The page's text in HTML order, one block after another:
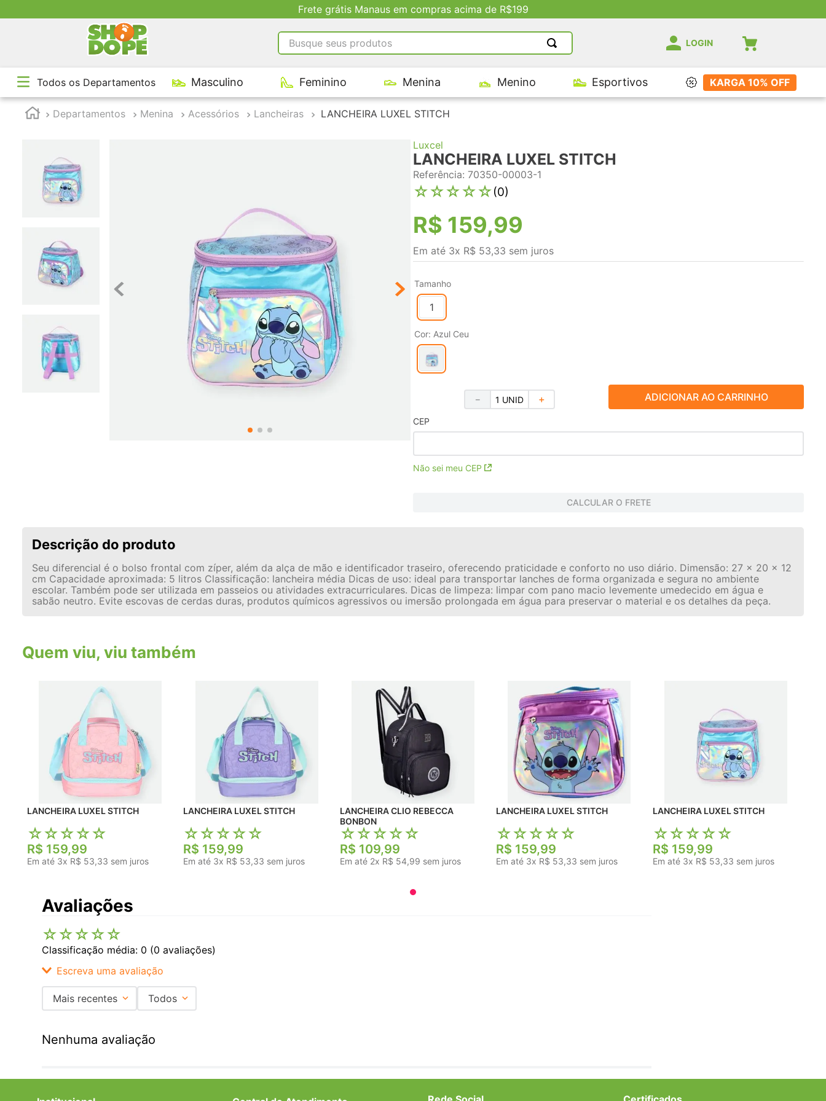
Frete grátis Manaus em compras acima de R$199
Busque seus produtos LOGIN
Todos os Departamentos Masculino Feminino Menina Menino Esportivos KARGA 10% OFF
Departamentos Menina Acessórios Lancheiras LANCHEIRA LUXEL STITCH
Luxcel
LANCHEIRA LUXEL STITCH
Referência: 70350-00003-1
☆☆☆☆☆(0)
R$ 159,99
Em até 3x R$ 53,33 sem juros
Tamanho
1
Cor: Azul Ceu
＋
－ ADICIONAR AO CARRINHO
CEP
Não sei meu CEP
CALCULAR O FRETE
Descrição do produto
Seu diferencial é o bolso frontal com zíper, além da alça de mão e identificador traseiro, oferecendo praticidade e conforto no uso diário. Dimensão: 27 x 20 x 12
cm Capacidade aproximada: 5 litros Classificação: lancheira média Dicas de uso: ideal para transportar lanches de forma organizada e segura no ambiente
escolar. Também pode ser utilizada em passeios ou atividades extracurriculares. Dicas de limpeza: limpar com pano macio levemente umedecido em água e
sabão neutro. Evite escovas de cerdas duras, produtos químicos agressivos ou imersão prolongada em água para preservar o material e os detalhes da peça.
Quem viu, viu também
LANCHEIRA LUXEL STITCH
☆☆☆☆☆
R$ 159,99
Em até 3x R$ 53,33 sem juros
LANCHEIRA LUXEL STITCH
☆☆☆☆☆
R$ 159,99
Em até 3x R$ 53,33 sem juros
LANCHEIRA CLIO REBECCA
BONBON
☆☆☆☆☆
R$ 109,99
Em até 2x R$ 54,99 sem juros
LANCHEIRA LUXEL STITCH
☆☆☆☆☆
R$ 159,99
Em até 3x R$ 53,33 sem juros
LANCHEIRA LUXEL STITCH
☆☆☆☆☆
R$ 159,99
Em até 3x R$ 53,33 sem juros
Avaliações
☆☆☆☆☆
Classificação média: 0 (0 avaliações)
Escreva uma avaliação
Título
Avalie o produto de 1 a 5 estrelas
Mais recentes Todos
Nenhuma avaliação
TERMOS MAIS BUSCADOS
tênis masculino
tenis feminino